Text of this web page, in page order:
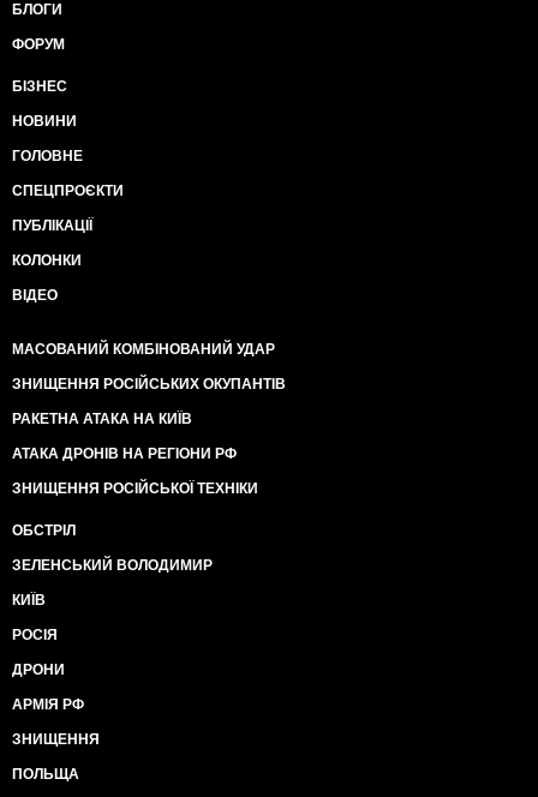
БЛОГИ
ФОРУМ
БІЗНЕС
НОВИНИ
ГОЛОВНЕ
СПЕЦПРОЄКТИ
ПУБЛІКАЦІЇ
КОЛОНКИ
ВІДЕО
МАСОВАНИЙ КОМБІНОВАНИЙ УДАР
ЗНИЩЕННЯ РОСІЙСЬКИХ ОКУПАНТІВ
РАКЕТНА АТАКА НА КИЇВ
АТАКА ДРОНІВ НА РЕГІОНИ РФ
ЗНИЩЕННЯ РОСІЙСЬКОЇ ТЕХНІКИ
ОБСТРІЛ
ЗЕЛЕНСЬКИЙ ВОЛОДИМИР
КИЇВ
РОСІЯ
ДРОНИ
АРМІЯ РФ
ЗНИЩЕННЯ
ПОЛЬЩА